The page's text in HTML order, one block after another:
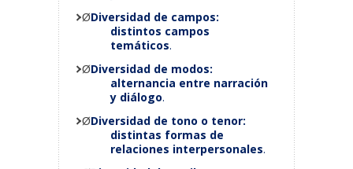
ØDiversidad de campos:
distintos campos
temáticos.
ØDiversidad de modos:
alternancia entre narración
y diálogo.
ØDiversidad de tono o tenor:
distintas formas de
relaciones interpersonales.